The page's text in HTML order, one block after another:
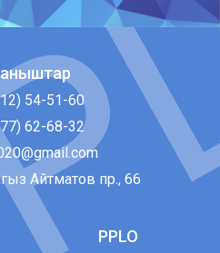
54-51-60
62-68-32
Айтматов пр., 66
PPLO